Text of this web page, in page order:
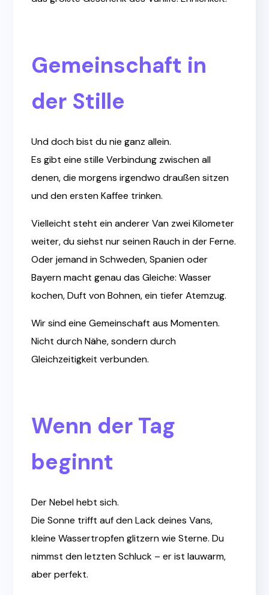
Gemeinschaft in
der Stille
Und doch bist du nie ganz allein.
Es gibt eine stille Verbindung zwischen all
denen, die morgens irgendwo draußen sitzen
und den ersten Kaffee trinken.
Vielleicht steht ein anderer Van zwei Kilometer
weiter, du siehst nur seinen Rauch in der Ferne.
Oder jemand in Schweden, Spanien oder
Bayern macht genau das Gleiche: Wasser
kochen, Duft von Bohnen, ein tiefer Atemzug.
Wir sind eine Gemeinschaft aus Momenten.
Nicht durch Nähe, sondern durch
Gleichzeitigkeit verbunden.
Wenn der Tag
beginnt
Der Nebel hebt sich.
Die Sonne trifft auf den Lack deines Vans,
kleine Wassertropfen glitzern wie Sterne. Du
nimmst den letzten Schluck – er ist lauwarm,
aber perfekt.